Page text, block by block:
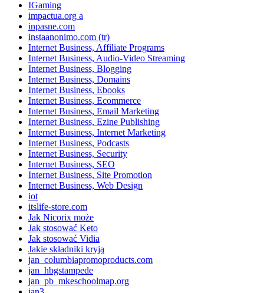
IGaming
impactua.org a
inpasne.com
instaanonimo.com (tr)
Internet Business, Affiliate Programs
Internet Business, Audio-Video Streaming
Internet Business, Blogging
Internet Business, Domains
Internet Business, Ebooks
Internet Business, Ecommerce
Internet Business, Email Marketing
Internet Business, Ezine Publishing
Internet Business, Internet Marketing
Internet Business, Podcasts
Internet Business, Security
Internet Business, SEO
Internet Business, Site Promotion
Internet Business, Web Design
iot
itslife-store.com
Jak Nicorix może
Jak stosować Keto
Jak stosować Vidia
Jakie składniki kryją
jan_columbiapromoproducts.com
jan_hbgstampede
jan_pb_mkeschoolmap.org